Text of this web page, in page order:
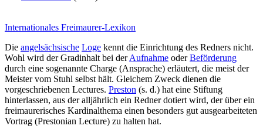
Internationales Freimaurer-Lexikon
Die angelsächsische Loge kennt die Einrichtung des Redners nicht.
Wohl wird der Gradinhalt bei derAufnahme oderBeförderung
durch eine sogenannte Charge (Ansprache) erläutert, die meist der
Meister vom Stuhl selbst hält. Gleichem Zweck dienen die
vorgeschriebenen Lectures. Preston (s. d.) hat eine Stiftung
hinterlassen, aus der alljährlich ein Redner dotiert wird, der über ein
freimaurerisches Kardinalthema einen besonders gut ausgearbeiteten
Vortrag (Prestonian Lecture) zu halten hat.